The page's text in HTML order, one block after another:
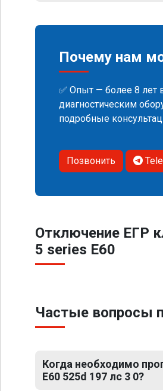
Почему нам
✅ Опыт — более 8 лет
диагностическим
подробные
Позвонить
Отключение ЕГР
5 series E60
Частые вопросы
Когда необходимо
E60 525d 197 лс 3 0?